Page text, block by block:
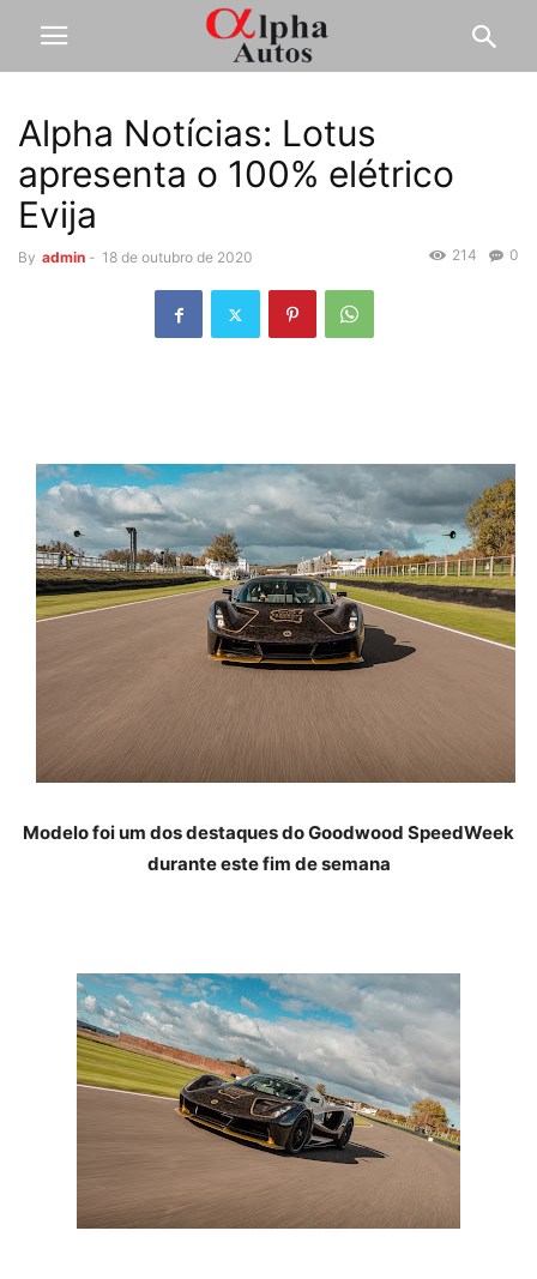
Alpha Notícias: Lotus
apresenta o 100% elétrico
Evija
By admin - 18 de outubro de 2020 0
214
Modelo foi um dos destaques do Goodwood SpeedWeek
durante este fim de semana